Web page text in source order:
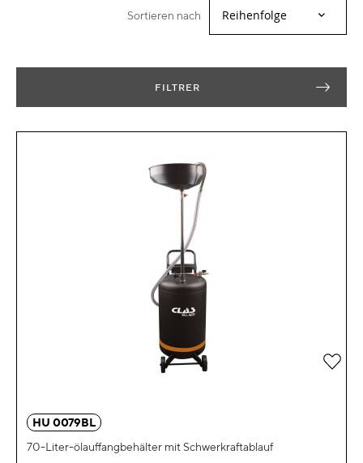
Sortieren nach
FILTRER
HU 0079BL
70-Liter-ölauffangbehälter mit Schwerkraftablauf
Zur